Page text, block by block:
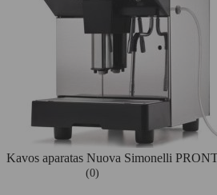
Kavos aparatas Nuova Simonelli
(0)